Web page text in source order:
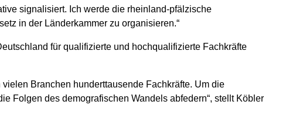
signalisiert. Ich werde die rheinland-pfälzische
in der Länderkammer zu organisieren.“
für qualifizierte und hochqualifizierte Fachkräfte
Branchen hunderttausende Fachkräfte. Um die
Folgen des demografischen Wandels abfedern“, stellt Köbler